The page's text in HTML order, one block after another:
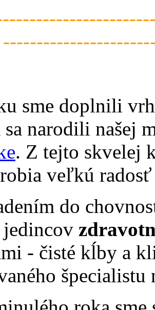
sme doplnili
sa narodili našej
. Z tejto skvelej
veľkú
do
- čisté kĺby a